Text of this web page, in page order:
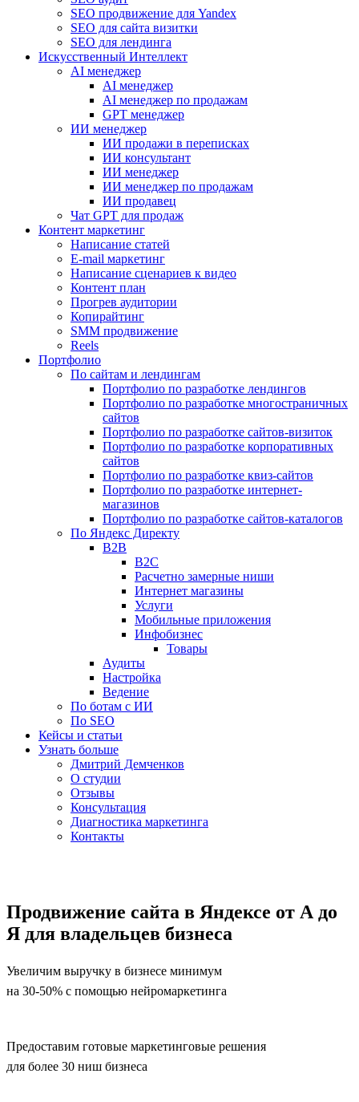
SEO продвижение для Yandex
SEO для сайта визитки
SEO для лендинга
Искусственный Интеллект
AI менеджер
AI менеджер
AI менеджер по продажам
GPT менеджер
ИИ менеджер
ИИ продажи в переписках
ИИ консультант
ИИ менеджер
ИИ менеджер по продажам
ИИ продавец
Чат GPT для продаж
Контент маркетинг
Написание статей
E-mail маркетинг
Написание сценариев к видео
Контент план
Прогрев аудитории
Копирайтинг
SMM продвижение
Reels
Портфолио
По сайтам и лендингам
Портфолио по разработке лендингов
Портфолио по разработке многостраничных
сайтов
Портфолио по разработке сайтов-визиток
Портфолио по разработке корпоративных
сайтов
Портфолио по разработке квиз-сайтов
Портфолио по разработке интернет-
магазинов
Портфолио по разработке сайтов-каталогов
По Яндекс Директу
B2B
B2C
Расчетно замерные ниши
Интернет магазины
Услуги
Мобильные приложения
Инфобизнес
Товары
Аудиты
Настройка
Ведение
По ботам с ИИ
По SEO
Кейсы и статьи
Узнать больше
Дмитрий Демченков
О студии
Отзывы
Консультация
Диагностика маркетинга
Контакты
Продвижение сайта в Яндексе от А до
Я для владельцев бизнеса
Увеличим выручку в бизнесе минимум
на 30-50% с помощью нейромаркетинга
Предоставим готовые маркетинговые решения
для более 30 ниш бизнеса